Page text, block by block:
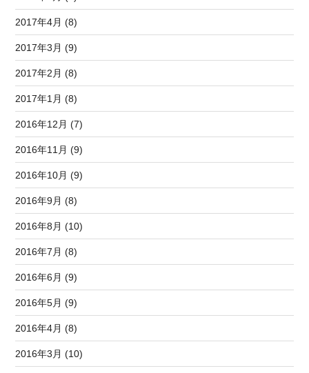
2017年4月 (8)
2017年3月 (9)
2017年2月 (8)
2017年1月 (8)
2016年12月 (7)
2016年11月 (9)
2016年10月 (9)
2016年9月 (8)
2016年8月 (10)
2016年7月 (8)
2016年6月 (9)
2016年5月 (9)
2016年4月 (8)
2016年3月 (10)